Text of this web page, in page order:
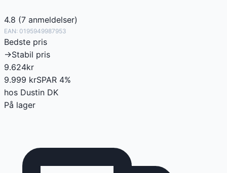
4.8 (7 anmeldelser)
EAN: 0195949987953
Bedste pris
→Stabil pris
9.624kr
9.999 krSPAR 4%
hos Dustin DK
På lager